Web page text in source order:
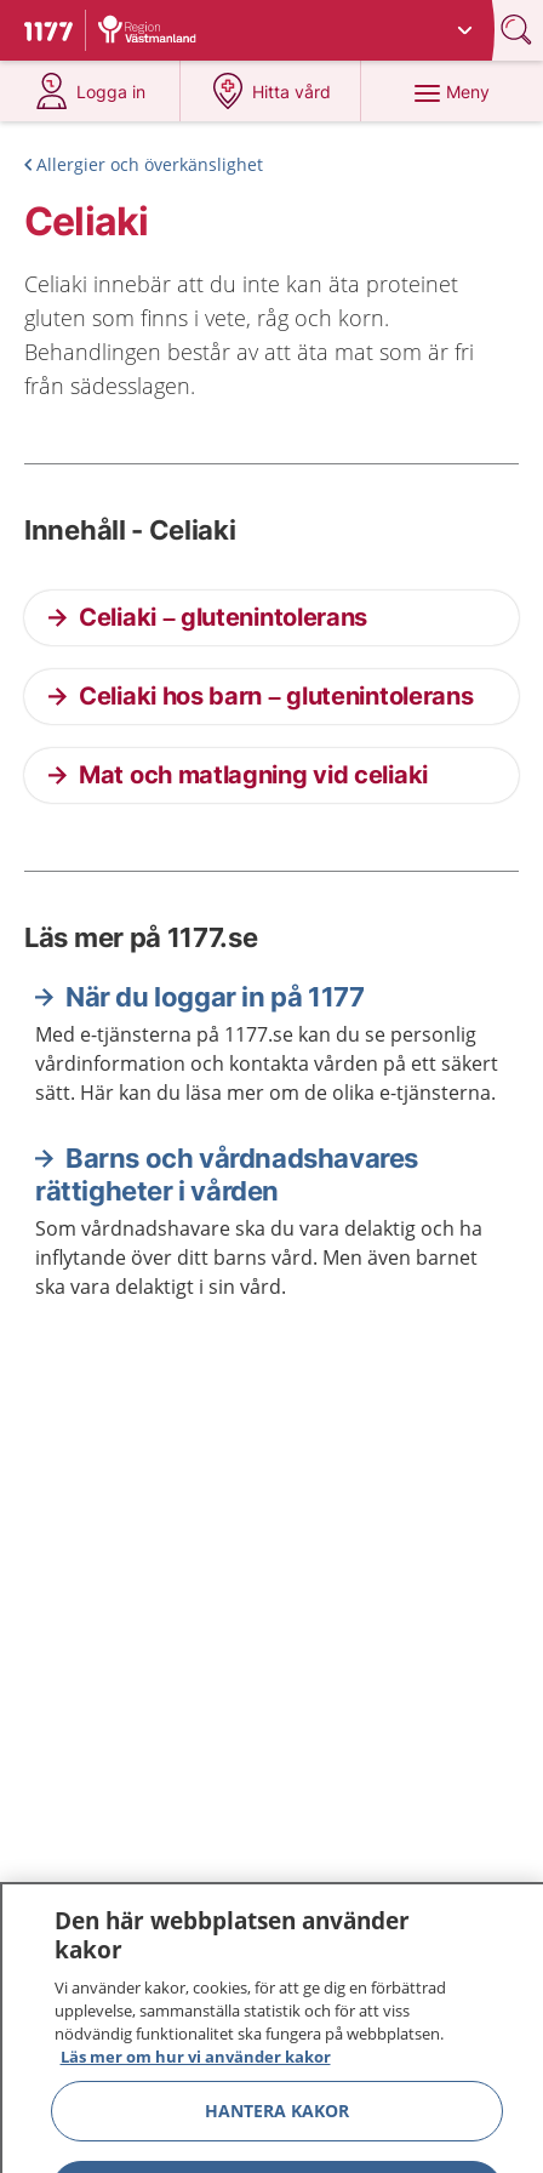
Till startsidan för 1177
Du har valt region
Logga in
på 1177.se
Hitta vård
på 1177.se
Meny
Allergier och överkänslighet
Celiaki
Celiaki innebär att du inte kan äta proteinet
gluten som finns i vete, råg och korn.
Behandlingen består av att äta mat som är fri
från sädesslagen.
Innehåll - Celiaki
Celiaki – glutenintolerans
Celiaki hos barn – glutenintolerans
Mat och matlagning vid celiaki
Läs mer på 1177.se
När du loggar in på 1177
Med e-tjänsterna på 1177.se kan du se personlig
vårdinformation och kontakta vården på ett säkert
sätt. Här kan du läsa mer om de olika e-tjänsterna.
Barns och vårdnadshavares
rättigheter i vården
Som vårdnadshavare ska du vara delaktig och ha
inflytande över ditt barns vård. Men även barnet
ska vara delaktigt i sin vård.
1177–tryggt om din hälsa och vård
På 1177.se får du råd om hälsa och information om
sjukdomar och vilka mottagningar du kan kontakta.
Den här webbplatsen använder
kakor
Vi använder kakor, cookies, för att ge dig en förbättrad
upplevelse, sammanställa statistik och för att viss
nödvändig funktionalitet ska fungera på webbplatsen.
Läs mer om hur vi använder kakor
HANTERA KAKOR